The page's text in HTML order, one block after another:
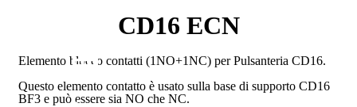
CD16 ECN
Elemento blocco contatti (1NO+1NC) per Pulsanteria CD16.
Questo elemento contatto è usato sulla base di supporto CD16
BF3 e può essere sia NO che NC.